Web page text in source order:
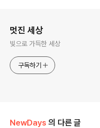
멋진 세상
빛으로 가득한 세상
구독하기
NewDays 의 다른 글